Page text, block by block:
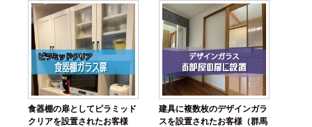
尾市T様）
食器棚の扉としてピラミッド
クリアを設置されたお客様
建具に複数枚のデザインガラ
スを設置されたお客様（群馬